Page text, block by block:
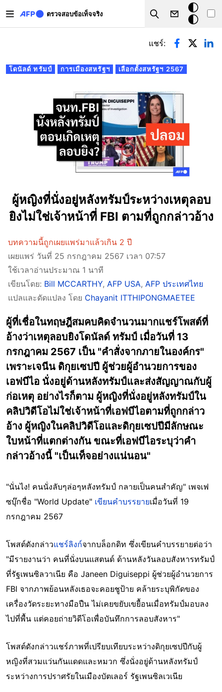
ตรวจสอบข้อเท็จจริง
Search
โหมด
มืด
Primary tabs
โดนัลด์ ทรัมป์ การเมืองสหรัฐฯ เลือกตั้งสหรัฐฯ 2567
แชร์:
ผู้หญิงที่นั่งอยู่หลังทรัมป์ระหว่างเหตุลอบ
ยิงไม่ใช่เจ้าหน้าที่ FBI ตามที่ถูกกล่าวอ้าง
บทความนี้ถูกเผยแพร่มาแล้วเกิน 2 ปี
เผยแพร่ วันที่ 25 กรกฎาคม 2567 เวลา 07:57
ใช้เวลาอ่านประมาณ 1 นาที
เขียนโดย: Bill MCCARTHY, AFP USA, AFP ประเทศไทย
แปลและดัดแปลง โดย Chayanit ITTHIPONGMAETEE
ผู้ที่เชื่อในทฤษฎีสมคบคิดจำนวนมากแชร์โพสต์ที่
อ้างว่าเหตุลอบยิงโดนัลด์ ทรัมป์ เมื่อวันที่ 13
กรกฎาคม 2567 เป็น "คำสั่งจากภายในองค์กร"
เพราะเจนีน ดิกุยเซปปี ผู้ช่วยผู้อำนวยการของ
เอฟบีไอ นั่งอยู่ด้านหลังทรัมป์และส่งสัญญาณกับผู้
ก่อเหตุ อย่างไรก็ตาม ผู้หญิงที่นั่งอยู่หลังทรัมป์ใน
คลิปวิดีโอไม่ใช่เจ้าหน้าที่เอฟบีไอตามที่ถูกกล่าว
อ้าง ผู้หญิงในคลิปวิดีโอและดิกุยเซปปีมีลักษณะ
ใบหน้าที่แตกต่างกัน ขณะที่เอฟบีไอระบุว่าคำ
กล่าวอ้างนี้ "เป็นเท็จอย่างแน่นอน"
"นั่นไง! คนนั่งลับๆล่อๆหลังทรัมป์ กลายเป็นคนสำคัญ" เพจเฟ
ซบุ๊กชื่อ "World Update" เขียนคำบรรยายเมื่อวันที่ 19
กรกฎาคม 2567
โพสต์ดังกล่าวแชร์ลิงก์จากบล็อกดิท ซึ่งเขียนคำบรรยายต่อว่า
"มีรายงานว่า คนที่นั่งบนแสตนด์ ด้านหลังวันลอบสังหารทรัมป์
ที่รัฐเพนซิลวาเนีย คือ Janeen Diguiseppi ผู้ช่วยผู้อำนวยการ
FBI จากภาพย้อนหลังเธอจะคอยชูป้าย คล้ายระบุพิกัดของ
เครื่องวัดระยะทางมือปืน ไม่เคยขยับเขยื้อนเมื่อทรัมป์มอบลง
ไปที่พื้น แต่คอยถ่ายวิดีโอเพื่อบันทึกการลอบสังหาร"
โพสต์ดังกล่าวแชร์ภาพที่เปรียบเทียบระหว่างดิกุยเซปปีกับผู้
หญิงที่สวมแว่นกันแดดและหมวก ซึ่งนั่งอยู่ด้านหลังทรัมป์
ระหว่างการปราศรัยในเมืองบัตเลอร์ รัฐเพนซิลเวเนีย